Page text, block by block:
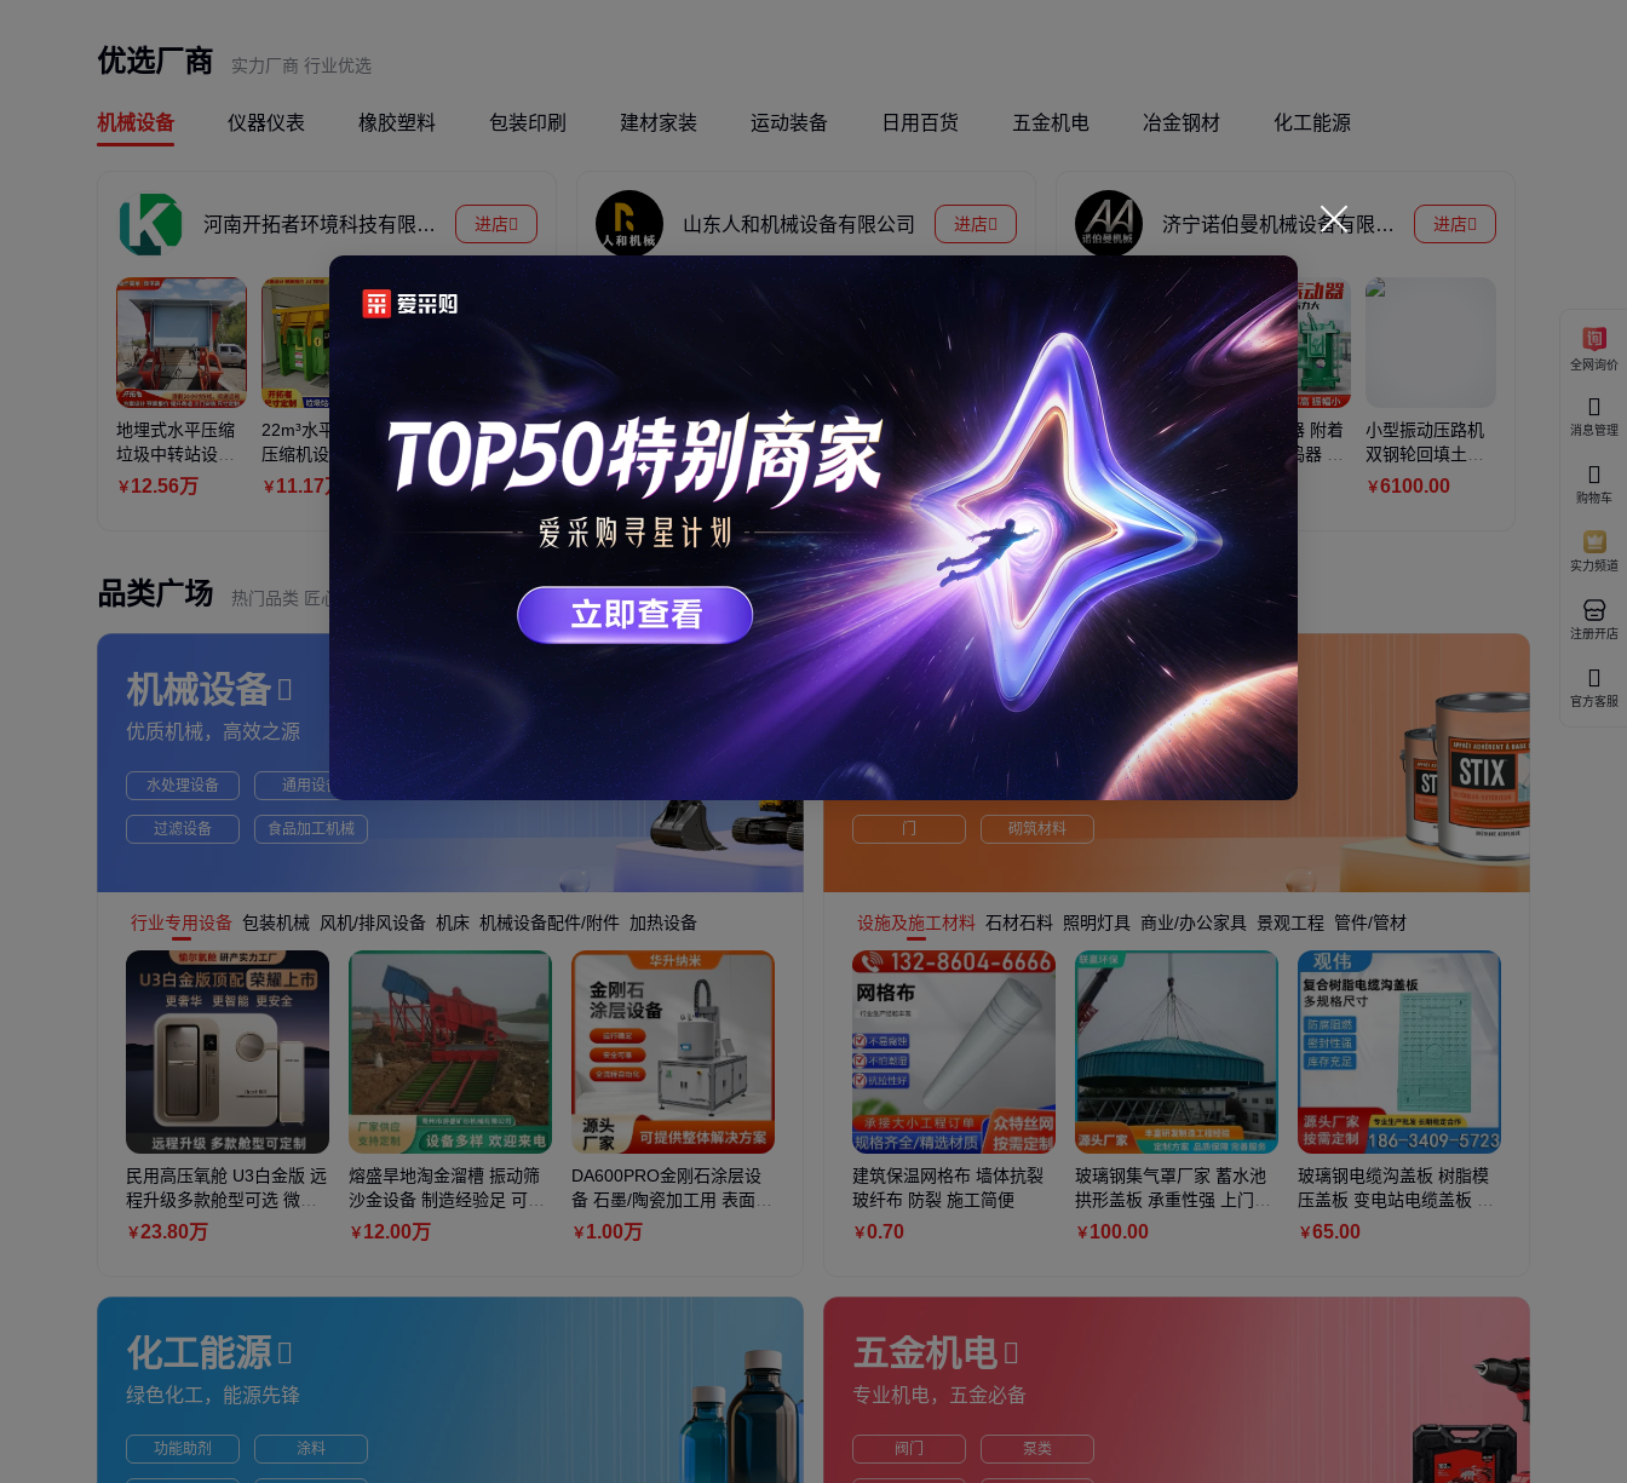
加宽重型精致钢 加厚承重精制钢材
抗冲击强度高 重型建筑主力骨架
￥ 3200 .00
附近钢材市场槽钢 钢结构Q235B幕
墙支架 建筑工程工地用28A槽型钢
￥
优选厂商 实力厂商 行业优选
机械设备 仪器仪表 橡胶塑料 包装印刷 建材家装 运动装备 日用百货 五金机电 冶金钢材 化工能源
河南开拓者环境科技有限公司 进店
地埋式水平压缩
垃圾中转站设备
市区县城用封闭
￥ 12.56万
22m³水平式垃圾
压缩机设备 整体
移动式垃圾压缩
￥ 11.17万
城镇垃圾中转清
运系统 8立方三
缸四柱垂直式垃
圾压缩站 建设方
案
￥24.00万
山东人和机械设备有限公司 进店
全自动油桶切割
机 立式化工铁桶
拆盖机 液压废桶
开平机厂
￥1025.00
电动管子坡口机
外卡式管道削口
机 ISC-63型 麦太
保电机平口机
￥1800.00
2JPB-7.5千瓦耙
矿绞车 井下作业
电扒子 隔爆型电
耙子铸钢斗厂
￥525.00
济宁诺伯曼机械设备有限公司 进店
混凝土三滚轴摊
铺机 加分料器框
架式振动梁 悬架
式桥面铺装机定
制
￥5400.00
高频振动器 附着
式变频振捣器 混
凝土预制构件平
板震动器
￥ .00
小型振动压路机
双钢轮回填土压
实机 座驾式沥青
￥6100.00
颚式破
石灰石
粉碎机
1300
品类广场 热门品类 匠心质造
机械设备
优质机械，高效之源
水处理设备 通用设备
过滤设备 食品加工机械
行业专用设备 包装机械 风机/排风设备 机床 机械设备配件/附件 加热设备
民用高压氧舱 U3白金版 远
程升级多款舱型可选 微压
氧舱厂家
￥23.80万
熔盛旱地淘金溜槽 振动筛
沙金设备 制造经验足 可定
制
￥ 12.00万
DA600PRO金刚石涂层设
备 石墨/陶瓷加工用 表面涂
层处理设备
￥ 1.00万
快递自动无人化单件分离系
统 智能视觉识别分拣 降低
人工成本50%
万
鹏宇净化设备 车间专用 净
化无尘工作棚 低噪音 多行
万
九瑞定制 多功能 低温柔性
电子导电浆料快干银浆专用
有机载体DL2126
.00
水囊水池围油栏专用
板硫化机橡胶热压成
建材家装
家装优选，建材精品
功能材料 建筑建材
门 砌筑材料
设施及施工材料 石材石料 照明灯具 商业/办公家具 景观工程 管件/管材
建筑保温网格布 墙体抗裂
玻纤布 防裂 施工简便
￥0.70
玻璃钢集气罩厂家 蓄水池
拱形盖板 承重性强 上门安
装
￥ 100.00
玻璃钢电缆沟盖板 树脂模
压盖板 变电站电缆盖板 按
需定制
￥65.00
化工能源
绿色化工，能源先锋
功能助剂 涂料
五金机电
专业机电，五金必备
阀门 泵类
全网询价
消息管理
购物车
实力频道
注册开店
官方客服